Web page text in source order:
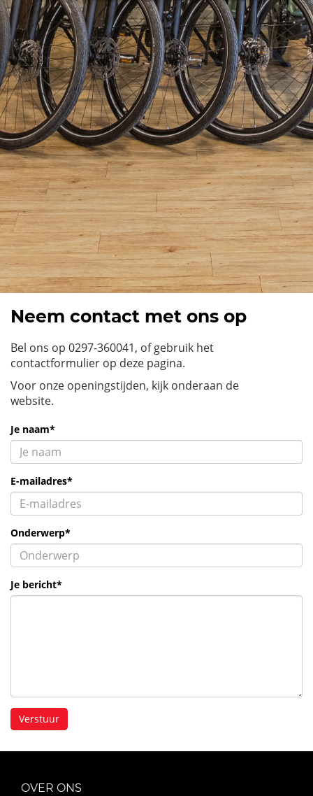
Neem contact met ons op
Bel ons op 0297-360041, of gebruik het
contactformulier op deze pagina.
Voor onze openingstijden, kijk onderaan de
website.
Je naam*
E-mailadres*
Onderwerp*
Je bericht*
Verstuur
OVER ONS